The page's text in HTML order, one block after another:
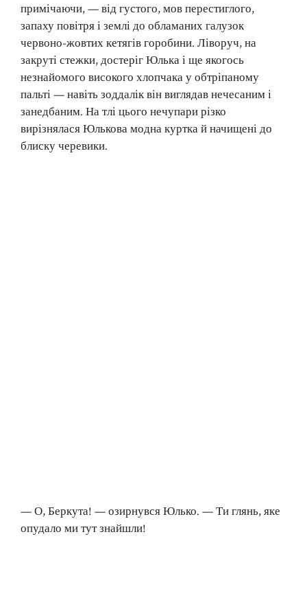
примічаючи, — від густого, мов перестиглого,
запаху повітря і землі до обламаних галузок
червоно-жовтих кетягів горобини. Ліворуч, на
закруті стежки, достеріг Юлька і ще якогось
незнайомого високого хлопчака у обтріпаному
пальті — навіть зоддалік він виглядав нечесаним і
занедбаним. На тлі цього нечупари різко
вирізнялася Юлькова модна куртка й начищені до
блиску черевики.
— О, Беркута! — озирнувся Юлько. — Ти глянь, яке
опудало ми тут знайшли!